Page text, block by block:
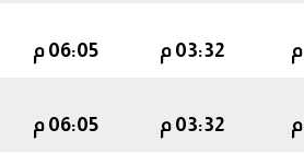
03:32 م 06:05 م
03:32 م 06:05 م